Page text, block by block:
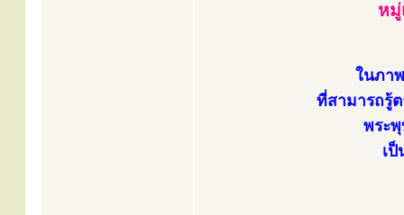
หมู่
ในภา
ที่สามารถรู้
พระ
เ